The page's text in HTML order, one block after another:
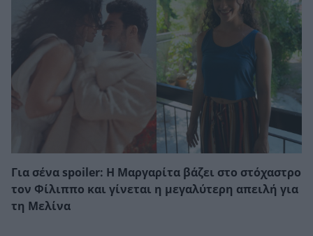
Για σένα spoiler: Η Μαργαρίτα βάζει στο στόχαστρο
τον Φίλιππο και γίνεται η μεγαλύτερη απειλή για
τη Μελίνα